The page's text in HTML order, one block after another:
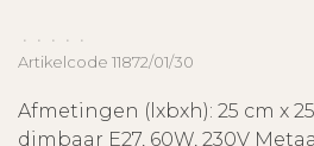
• • • •
•
Artikelcode 11872/01/30
Afmetingen (lxbxh): 25 cm x
dimbaar E27, 60W, 230V Metaal